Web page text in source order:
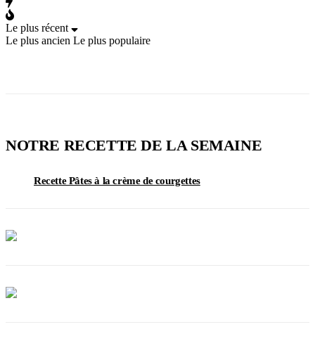
Le plus récent
Le plus ancien Le plus populaire
NOTRE RECETTE DE LA SEMAINE
Recette Pâtes à la crème de courgettes